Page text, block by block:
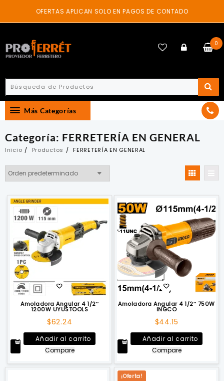
content
OFERTAS APLICAN SOLO EN PAGOS DE CONTADO
0
Más Categorías
Categoría: FERRETERÍA EN GENERAL
Inicio Productos FERRETERÍA EN GENERAL
Amoladora Angular 4 1/2″
1200W UYUSTOOLS
$62.24
Añadir al carrito
Compare
Amoladora Angular 4 1/2″ 750W
INGCO
$44.15
Añadir al carrito
Compare
¡Oferta!